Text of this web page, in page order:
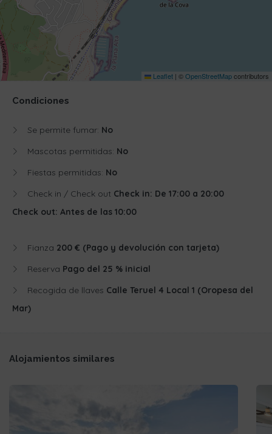
Leaflet | ©OpenStreetMapcontributors
Condiciones
Se permite fumar: No
Mascotas permitidas: No
Fiestas permitidas: No
Check in / Check out Check in: De 17:00 a 20:00
Check out: Antes de las 10:00
Fianza 200 € (Pago y devolución con tarjeta)
Reserva Pago del 25 % inicial
Recogida de llaves Calle Teruel 4 Local 1 (Oropesa del
Mar)
Alojamientos similares